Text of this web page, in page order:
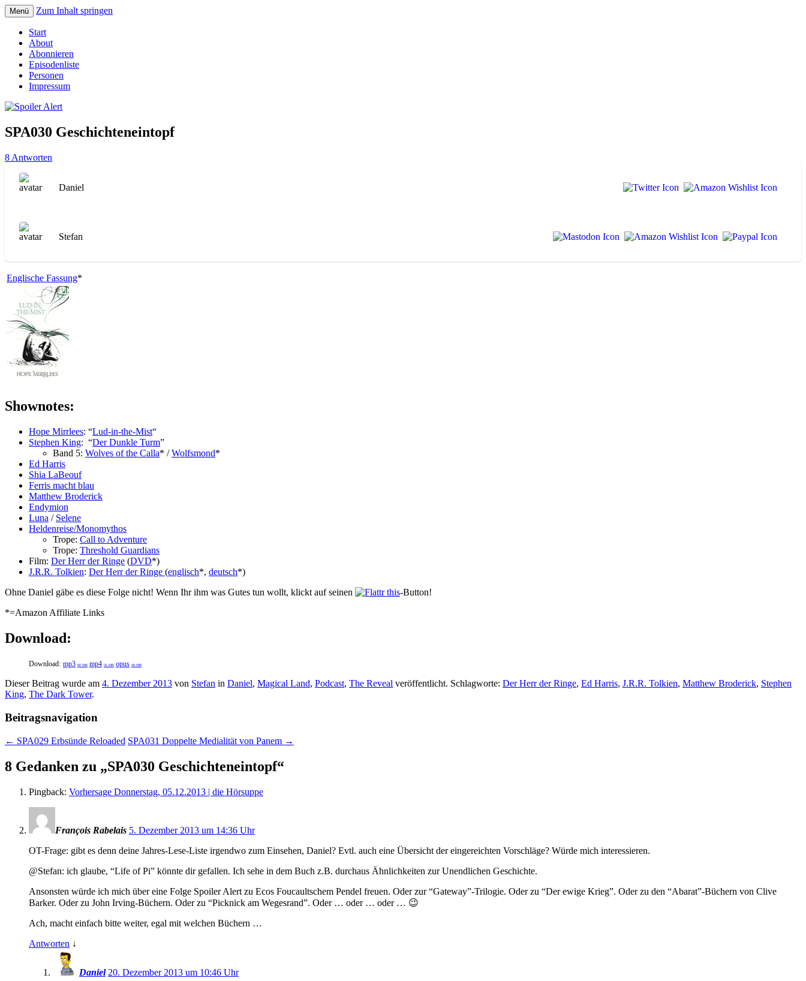
Spoiler Alert
Menü Zum Inhalt springen
Start
About
Abonnieren
Episodenliste
Personen
Impressum
SPA030 Geschichteneintopf
8 Antworten
Daniel
Stefan
Englische Fassung*
Shownotes:
Hope Mirrlees: “Lud-in-the-Mist“
Stephen King: “Der Dunkle Turm”
Band 5: Wolves of the Calla* /Wolfsmond*
Ed Harris
Shia LaBeouf
Ferris macht blau
Matthew Broderick
Endymion
Luna / Selene
Heldenreise/Monomythos
Trope: Call to Adventure
Trope: Threshold Guardians
Film: Der Herr der Ringe (DVD*)
J.R.R. Tolkien: Der Herr der Ringe (englisch*, deutsch*)
Ohne Daniel gäbe es diese Folge nicht! Wenn Ihr ihm was Gutes tun wollt, klickt auf seinen
-Button!
*=Amazon Affiliate Links
Download:
Download: mp3 80 MB mp4 56 MB opus 40 MB
Dieser Beitrag wurde am 4. Dezember 2013 von Stefan in Daniel, Magical Land, Podcast, The Reveal veröffentlicht. Schlagworte: Der Herr der Ringe, Ed Harris, J.R.R. Tolkien, Matthew Broderick, Stephen
King, The Dark Tower.
Beitragsnavigation
← SPA029 Erbsünde Reloaded SPA031 Doppelte Medialität von Panem →
8 Gedanken zu „SPA030 Geschichteneintopf“
Pingback: Vorhersage Donnerstag, 05.12.2013 | die Hörsuppe
François Rabelais 5. Dezember 2013 um 14:36 Uhr
OT-Frage: gibt es denn deine Jahres-Lese-Liste irgendwo zum Einsehen, Daniel? Evtl. auch eine Übersicht der eingereichten Vorschläge? Würde mich interessieren.
@Stefan: ich glaube, “Life of Pi” könnte dir gefallen. Ich sehe in dem Buch z.B. durchaus Ähnlichkeiten zur Unendlichen Geschichte.
Ansonsten würde ich mich über eine Folge Spoiler Alert zu Ecos Foucaultschem Pendel freuen. Oder zur “Gateway”-Trilogie. Oder zu “Der ewige Krieg”. Oder zu den “Abarat”-Büchern von Clive
Barker. Oder zu John Irving-Büchern. Oder zu “Picknick am Wegesrand”. Oder … oder … oder … 😉
Ach, macht einfach bitte weiter, egal mit welchen Büchern …
Antworten ↓
Daniel 20. Dezember 2013 um 10:46 Uhr